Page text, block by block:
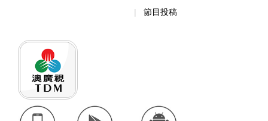
節目投稿